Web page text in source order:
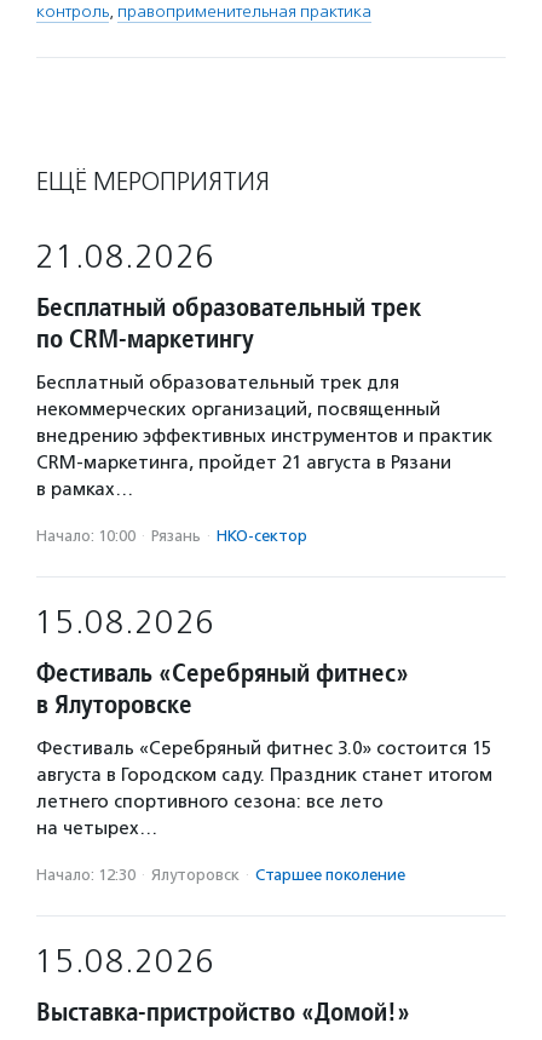
контроль, правоприменительная практика
ЕЩЁ МЕРОПРИЯТИЯ
21.08.2026
Бесплатный образовательный трек
по CRM-маркетингу
Бесплатный образовательный трек для
некоммерческих организаций, посвященный
внедрению эффективных инструментов и практик
CRM-маркетинга, пройдет 21 августа в Рязани
в рамках…
Начало: 10:00 · Рязань · НКО-сектор
15.08.2026
Фестиваль «Серебряный фитнес»
в Ялуторовске
Фестиваль «Серебряный фитнес 3.0» состоится 15
августа в Городском саду. Праздник станет итогом
летнего спортивного сезона: все лето
на четырех…
Начало: 12:30 · Ялуторовск · Старшее поколение
15.08.2026
Выставка-пристройство «Домой!»